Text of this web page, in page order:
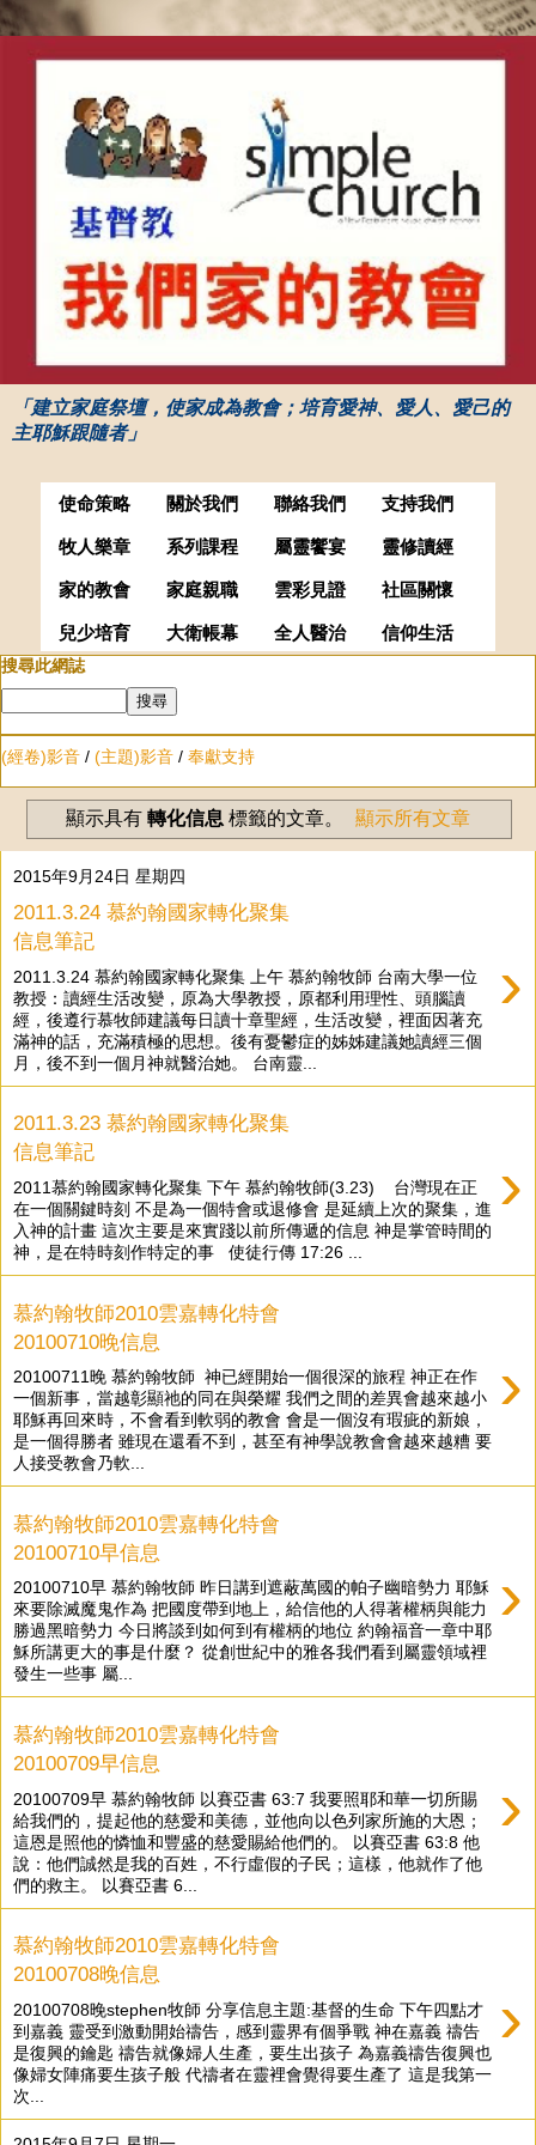
「建立家庭祭壇，使家成為教會；培育愛神、愛人、愛己的
主耶穌跟隨者」
使命策略 關於我們 聯絡我們 支持我們
牧人樂章 系列課程 屬靈饗宴 靈修讀經
家的教會 家庭親職 雲彩見證 社區關懷
兒少培育 大衛帳幕 全人醫治
信仰生活
搜尋此網誌
(經卷)影音 / (主題)影音 / 奉獻支持
顯示具有 轉化信息 標籤的文章。 顯示所有文章
2015年9月24日 星期四
2011.3.24 慕約翰國家轉化聚集
信息筆記
›
2011.3.24 慕約翰國家轉化聚集 上午 慕約翰牧師 台南大學一位
教授：讀經生活改變，原為大學教授，原都利用理性、頭腦讀
經，後遵行慕牧師建議每日讀十章聖經，生活改變，裡面因著充
滿神的話，充滿積極的思想。後有憂鬱症的姊姊建議她讀經三個
月，後不到一個月神就醫治她。 台南靈...
2011.3.23 慕約翰國家轉化聚集
信息筆記
›
2011慕約翰國家轉化聚集 下午 慕約翰牧師(3.23) 台灣現在正
在一個關鍵時刻 不是為一個特會或退修會 是延續上次的聚集，進
入神的計畫 這次主要是來實踐以前所傳遞的信息 神是掌管時間的
神，是在特時刻作特定的事 使徒行傳 17:26 ...
慕約翰牧師2010雲嘉轉化特會
20100710晚信息
›
20100711晚 慕約翰牧師 神已經開始一個很深的旅程 神正在作
一個新事，當越彰顯祂的同在與榮耀 我們之間的差異會越來越小
耶穌再回來時，不會看到軟弱的教會 會是一個沒有瑕疵的新娘，
是一個得勝者 雖現在還看不到，甚至有神學說教會會越來越糟 要
人接受教會乃軟...
慕約翰牧師2010雲嘉轉化特會
20100710早信息
›
20100710早 慕約翰牧師 昨日講到遮蔽萬國的帕子幽暗勢力 耶穌
來要除滅魔鬼作為 把國度帶到地上，給信他的人得著權柄與能力
勝過黑暗勢力 今日將談到如何到有權柄的地位 約翰福音一章中耶
穌所講更大的事是什麼？ 從創世紀中的雅各我們看到屬靈領域裡
發生一些事 屬...
慕約翰牧師2010雲嘉轉化特會
20100709早信息
›
20100709早 慕約翰牧師 以賽亞書 63:7 我要照耶和華一切所賜
給我們的，提起他的慈愛和美德，並他向以色列家所施的大恩；
這恩是照他的憐恤和豐盛的慈愛賜給他們的。 以賽亞書 63:8 他
說：他們誠然是我的百姓，不行虛假的子民；這樣，他就作了他
們的救主。 以賽亞書 6...
慕約翰牧師2010雲嘉轉化特會
20100708晚信息
›
20100708晚stephen牧師 分享信息主題:基督的生命 下午四點才
到嘉義 靈受到激動開始禱告，感到靈界有個爭戰 神在嘉義 禱告
是復興的鑰匙 禱告就像婦人生產，要生出孩子 為嘉義禱告復興也
像婦女陣痛要生孩子般 代禱者在靈裡會覺得要生產了 這是我第一
次...